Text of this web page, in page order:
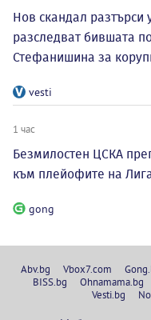
Нов скандал разтърси
разследват бившата
Стефанишина за
vesti
1 час
Безмилостен ЦСКА
към плейофите на
gong
Abv.bg Vbox7.com
BISS.bg
Ohnamama.bg
Vesti.bg